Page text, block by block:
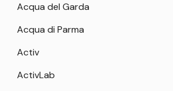
Acqua del Garda
Acqua di Parma
Activ
ActivLab